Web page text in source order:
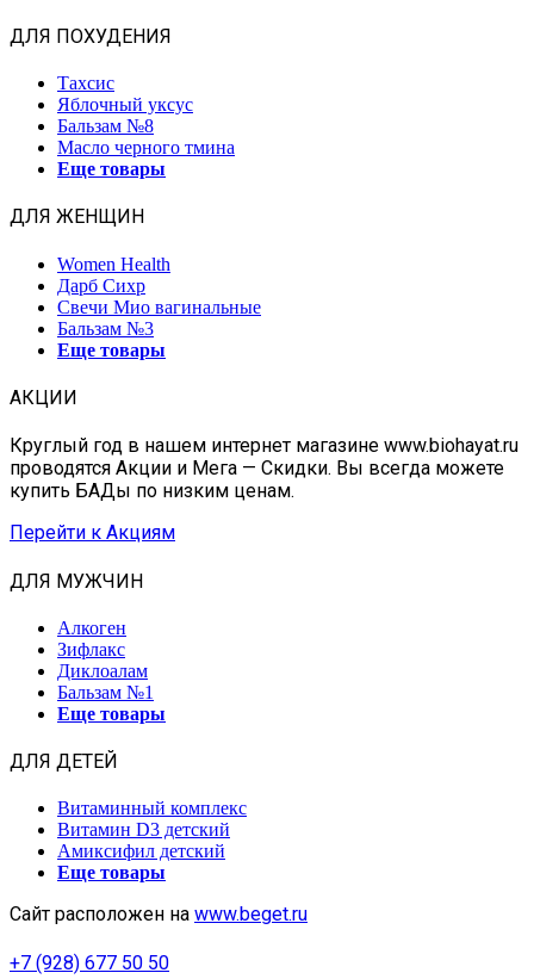
ДЛЯ ПОХУДЕНИЯ
Тахсис
Яблочный уксус
Бальзам №8
Масло черного тмина
Еще товары
ДЛЯ ЖЕНЩИН
Women Health
Дарб Сихр
Свечи Мио вагинальные
Бальзам №3
Еще товары
АКЦИИ
Круглый год в нашем интернет магазине www.biohayat.ru
проводятся Акции и Мега — Скидки. Вы всегда можете
купить БАДы по низким ценам.
Перейти к Акциям
ДЛЯ МУЖЧИН
Алкоген
Зифлакс
Диклоалам
Бальзам №1
Еще товары
ДЛЯ ДЕТЕЙ
Витаминный комплекс
Витамин D3 детский
Амиксифил детский
Еще товары
Сайт расположен на www.beget.ru
+7 (928) 677 50 50